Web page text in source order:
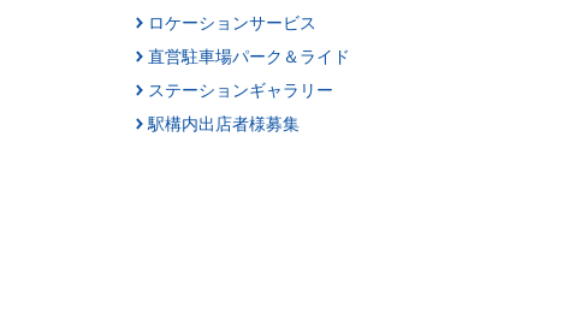
ロケーションサービス
直営駐車場パーク＆ライド
ステーションギャラリー
駅構内出店者様募集